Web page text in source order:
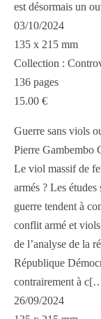
est désormais un
03/10/2024
135 x 215 mm
Collection :
136 pages
15.00 €
Guerre sans viols
Pierre Gambembo
Le viol massif de
armés ? Les
guerre tendent à
conflit armé et
de l’analyse de la
République
contrairement à
26/09/2024